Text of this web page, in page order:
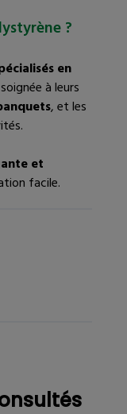
?
en
à leurs
, et les
et
facile.